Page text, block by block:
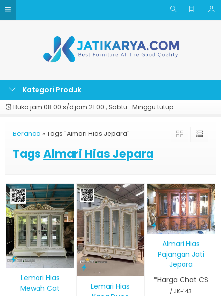
Kategori Produk
Buka jam 08.00 s/d jam 21.00 , Sabtu- Minggu tutup
Beranda » Tags "Almari Hias Jepara"
TagsAlmari Hias Jepara
Lemari Hias
Mewah Cat
Lemari Hias
Almari Hias
Pajangan Jati
Jepara
*Harga Chat CS
/ JK-143